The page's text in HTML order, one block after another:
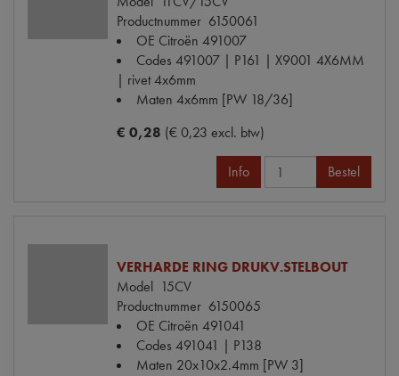
Productnummer 6150061
OE Citroën 491007
Codes 491007 | P161 | X9001 4X6MM
| rivet 4x6mm
Maten 4x6mm [PW 18/36]
€ 0,28 (€ 0,23 excl. btw)
Info Bestel
VERHARDE RING DRUKV.STELBOUT
Model 15CV
Productnummer 6150065
OE Citroën 491041
Codes 491041 | P138
Maten 20x10x2.4mm [PW 3]